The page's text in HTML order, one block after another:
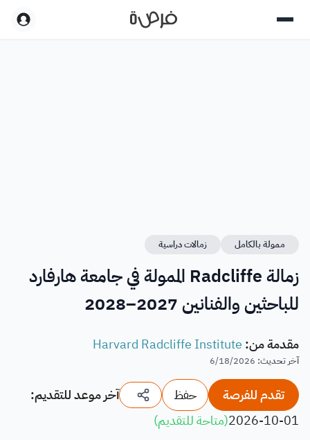
ممولة بالكامل زمالات دراسية
زمالة Radcliffe الممولة في جامعة هارفارد
للباحثين والفنانين 2027–2028
مقدمة من:
Harvard Radcliffe Institute
آخر تحديث:
6/18/2026
تقدم للفرصة حفظ
آخر موعد للتقديم:
2026-10-01
(متاحة للتقديم)